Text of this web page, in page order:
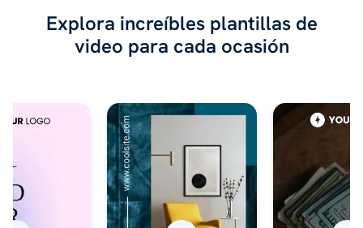
Explora increíbles plantillas de
video para cada ocasión